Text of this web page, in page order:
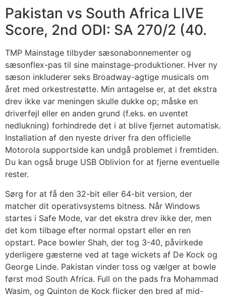
Pakistan vs South Africa LIVE
Score, 2nd ODI: SA 270/2 (40.
TMP Mainstage tilbyder sæsonabonnementer og
sæsonflex-pas til sine mainstage-produktioner. Hver ny
sæson inkluderer seks Broadway-agtige musicals om
året med orkestrestøtte. Min antagelse er, at det ekstra
drev ikke var meningen skulle dukke op; måske en
driverfejl eller en anden grund (f.eks. en uventet
nedlukning) forhindrede det i at blive fjernet automatisk.
Installation af den nyeste driver fra den officielle
Motorola supportside kan undgå problemet i fremtiden.
Du kan også bruge USB Oblivion for at fjerne eventuelle
rester.
Sørg for at få den 32-bit eller 64-bit version, der
matcher dit operativsystems bitness. Når Windows
startes i Safe Mode, var det ekstra drev ikke der, men
det kom tilbage efter normal opstart eller en ren
opstart. Pace bowler Shah, der tog 3-40, påvirkede
yderligere gæsterne ved at tage wickets af De Kock og
George Linde. Pakistan vinder toss og vælger at bowle
først mod South Africa. Full on the pads fra Mohammad
Wasim, og Quinton de Kock flicker den bred af mid-